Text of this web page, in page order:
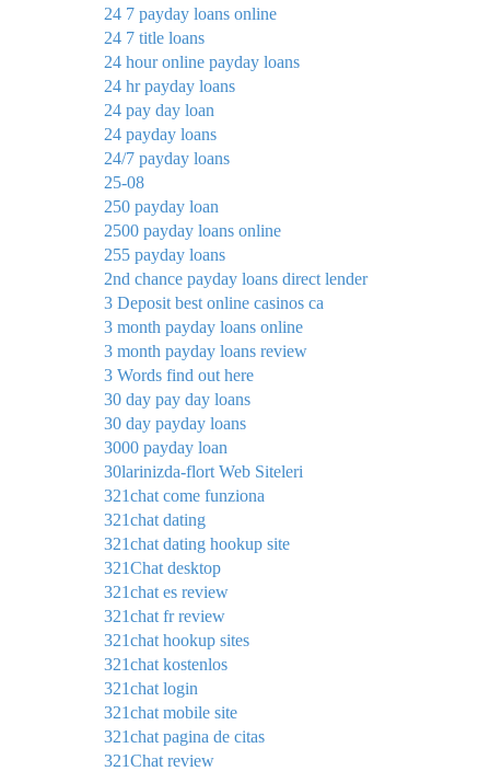
24 7 payday loans online
24 7 title loans
24 hour online payday loans
24 hr payday loans
24 pay day loan
24 payday loans
24/7 payday loans
25-08
250 payday loan
2500 payday loans online
255 payday loans
2nd chance payday loans direct lender
3 Deposit best online casinos ca
3 month payday loans online
3 month payday loans review
3 Words find out here
30 day pay day loans
30 day payday loans
3000 payday loan
30larinizda-flort Web Siteleri
321chat come funziona
321chat dating
321chat dating hookup site
321Chat desktop
321chat es review
321chat fr review
321chat hookup sites
321chat kostenlos
321chat login
321chat mobile site
321chat pagina de citas
321Chat review